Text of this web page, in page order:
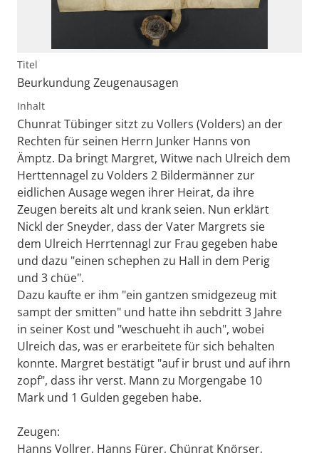
Titel
Beurkundung Zeugenausagen
Inhalt
Chunrat Tübinger sitzt zu Vollers (Volders) an der
Rechten für seinen Herrn Junker Hanns von
Ämptz. Da bringt Margret, Witwe nach Ulreich dem
Herttennagel zu Volders 2 Bildermänner zur
eidlichen Ausage wegen ihrer Heirat, da ihre
Zeugen bereits alt und krank seien. Nun erklärt
Nickl der Sneyder, dass der Vater Margrets sie
dem Ulreich Herrtennagl zur Frau gegeben habe
und dazu "einen schephen zu Hall in dem Perig
und 3 chüe".
Dazu kaufte er ihm "ein gantzen smidgezeug mit
sampt der smitten" und hatte ihn sebdritt 3 Jahre
in seiner Kost und "weschueht ih auch", wobei
Ulreich das, was er erarbeitete für sich behalten
konnte. Margret bestätigt "auf ir brust und auf ihrn
zopf", dass ihr verst. Mann zu Morgengabe 10
Mark und 1 Gulden gegeben habe.
Zeugen:
Hanns Vollrer, Hanns Fürer, Chünrat Knörser,